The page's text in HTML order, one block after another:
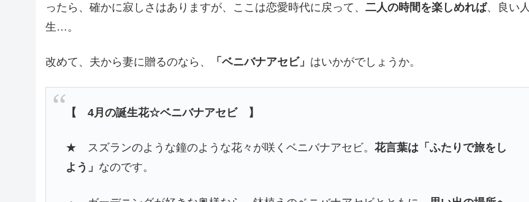
ったら、確かに寂しさはありますが、ここは恋愛時代に戻って、 二人の時間を楽しめれば、良い人
生…。
改めて、夫から妻に贈るのなら、 「ベニバナアセビ」 はいかがでしょうか。
【 4月の誕生花☆ベニバナアセビ 】
★ スズランのような鐘のような花々が咲くベニバナアセビ。花言葉は「ふたりで旅をし
よう」 なのです。